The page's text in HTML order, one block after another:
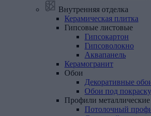
Внутренняя отделка
Керамическая плитка
Гипсовые листовые
Гипсокартон
Гипсоволокно
Аквапанель
Керамогранит
Обои
Декоративные
Обои под покраску
Профили металлические
Потолочный